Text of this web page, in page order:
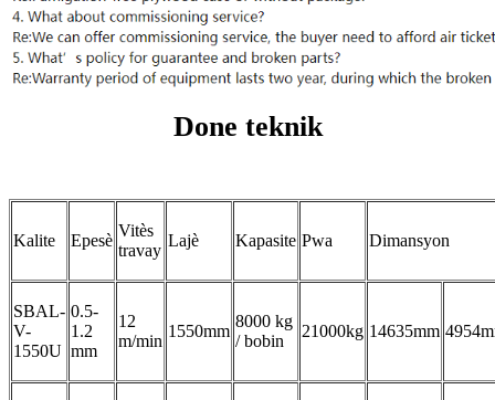
Done teknik
Kalite Epesè
Vitès
travay
Lajè Kapasite Pwa Dimansyon
SBAL-
V-
1550U
0.5-
1.2
mm
12
m/min
1550mm
8000 kg
/ bobin
21000kg 14635mm